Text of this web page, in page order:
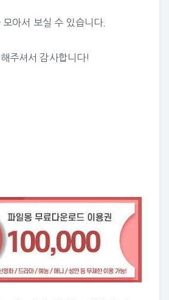
모아서 보실 수 있습니다.
주셔서 감사합니다!